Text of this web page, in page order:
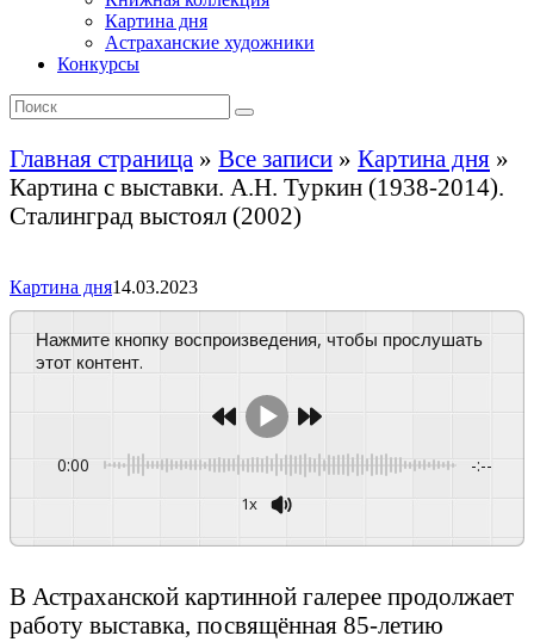
Картина дня
Астраханские художники
Конкурсы
Главная страница » Все записи » Картина дня »
Картина с выставки. А.Н. Туркин (1938-2014).
Сталинград выстоял (2002)
Картина дня14.03.2023
Нажмите кнопку воспроизведения, чтобы прослушать
этот контент.
0:00 -:--
1x
В Астраханской картинной галерее продолжает
работу выставка, посвящённая 85-летию